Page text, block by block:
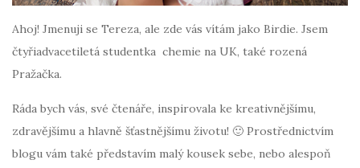
Ahoj! Jmenuji se Tereza, ale zde vás vítám jako Birdie. Jsem
čtyřiadvacetiletá studentka chemie na UK, také rozená
Pražačka.
Ráda bych vás, své čtenáře, inspirovala ke kreativnějšímu,
zdravějšímu a hlavně šťastnějšímu životu! 🙂 Prostřednictvím
blogu vám také představím malý kousek sebe, nebo alespoň